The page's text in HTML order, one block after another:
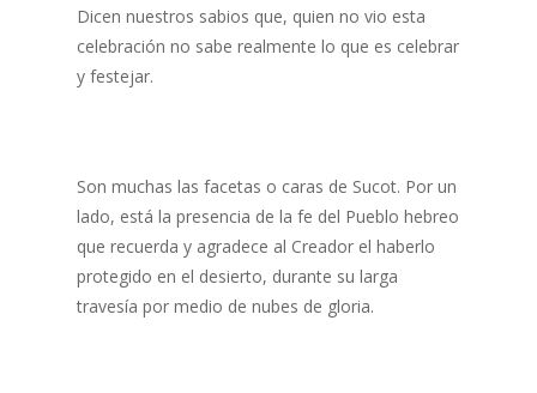
Dicen nuestros sabios que, quien no vio esta
celebración no sabe realmente lo que es celebrar
y festejar.
Son muchas las facetas o caras de Sucot. Por un
lado, está la presencia de la fe del Pueblo hebreo
que recuerda y agradece al Creador el haberlo
protegido en el desierto, durante su larga
travesía por medio de nubes de gloria.